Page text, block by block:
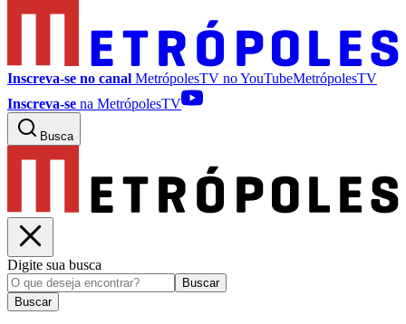
Inscreva-se no canal MetrópolesTV noYouTubeMetrópolesTV
Inscreva-se na MetrópolesTV
Busca
Digite sua busca
Buscar
Buscar